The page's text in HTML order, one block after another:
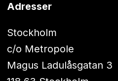
Adresser
Stockholm
c/o Metropole
Magus Ladulåsgatan 3